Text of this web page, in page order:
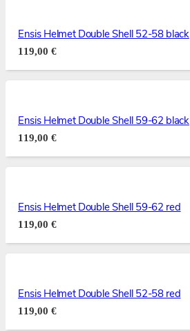
Ensis Helmet Double Shell 52-58 black
119,00 €
Ensis Helmet Double Shell 59-62 black
119,00 €
Ensis Helmet Double Shell 59-62 red
119,00 €
Ensis Helmet Double Shell 52-58 red
119,00 €